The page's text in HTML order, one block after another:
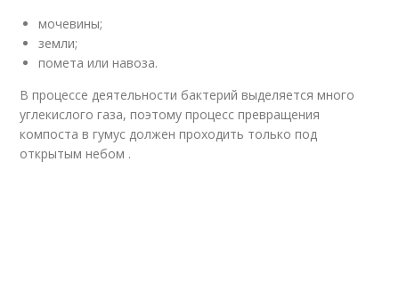
мочевины;
земли;
помета или навоза.
В процессе деятельности бактерий выделяется много
углекислого газа, поэтому процесс превращения
компоста в гумус должен проходить только под
открытым небом .